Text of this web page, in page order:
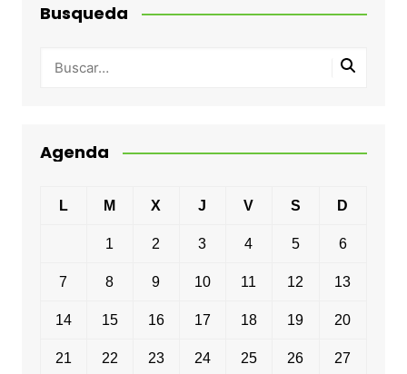
Busqueda
Agenda
L M X J V S D
1 2 3 4 5 6
7 8 9 10 11 12 13
14 15 16 17 18 19 20
21 22 23 24 25 26 27